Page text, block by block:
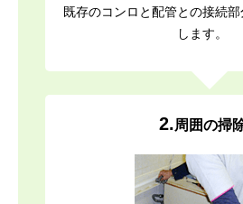
既存のコンロと配管との接続
します。
2.周囲の掃